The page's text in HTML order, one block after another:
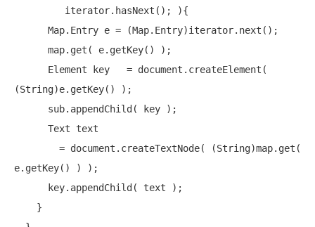
(String)e.getKey() );
e.getKey() ) );